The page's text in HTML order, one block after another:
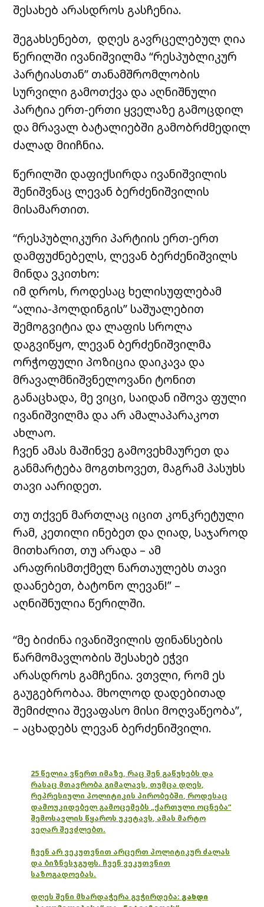
შესახებ არასდროს გასჩენია.
შეგახსენებთ, დღეს გავრცელებულ ღია
წერილში ივანიშვილმა “რესპუბლიკურ
პარტიასთან” თანამშრომლობის
სურვილი გამოთქვა და აღნიშნული
პარტია ერთ-ერთი ყველაზე გამოცდილ
და მრავალ ბატალიებში გამობრძმედილ
ძალად მიიჩნია.
წერილში დაფიქსირდა ივანიშვილის
შენიშვნაც ლევან ბერძენიშვილის
მისამართით.
“რესპუბლიკური პარტიის ერთ-ერთ
დამფუძნებელს, ლევან ბერძენიშვილს
მინდა ვკითხო:
იმ დროს, როდესაც ხელისუფლებამ
“ალია-ჰოლდინგის” საშუალებით
შემოგვიტია და ლაფის სროლა
დაგვიწყო, ლევან ბერძენიშვილმა
ორჭოფული პოზიცია დაიკავა და
მრავალმნიშვნელოვანი ტონით
განაცხადა, მე ვიცი, საიდან იშოვა ფული
ივანიშვილმა და არ ამალაპარაკოთ
ახლაო.
ჩვენ ამას მაშინვე გამოვეხმაურეთ და
განმარტება მოგთხოვეთ, მაგრამ პასუხს
თავი აარიდეთ.
თუ თქვენ მართლაც იცით კონკრეტული
რამ, კეთილი ინებეთ და ღიად, საჯაროდ
მითხარით, თუ არადა – ამ
არაფრისმთქმელ ნართაულებს თავი
დაანებეთ, ბატონო ლევან!” –
აღნიშნულია წერილში.
“მე ბიძინა ივანიშვილის ფინანსების
წარმომავლობის შესახებ ეჭვი
არასდროს გამჩენია. ვთვლი, რომ ეს
გაუგებრობაა. მხოლოდ დადებითად
შემიძლია შევაფასო მისი მოღვაწეობა”,
– აცხადებს ლევან ბერძენიშვილი.
25 წელია ვწერთ იმაზე, რაც შენ გაწუხებს და
რასაც მთავრობა გიმალავს, თუმცა დღეს,
რეპრესიული პოლიტიკის პირობებში, როდესაც
დამოუკიდებელ გამოცემებს „ქართული ოცნება“
შემოსავლის წყაროს უკეტავს, ამას მარტო
ვეღარ შევძლებთ.
ჩვენ არ ვეკუთვნით არცერთ პოლიტიკურ ძალას
და ბიზნესჯგუფს. ჩვენ ვეკუთვნით
საზოგადოებას.
დღეს შენი მხარდაჭერა გვჭირდება: გახდი